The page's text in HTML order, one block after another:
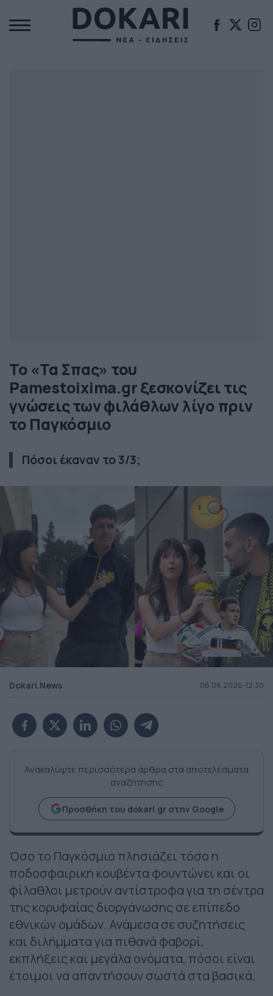
Το «Τα Σπας» του
Pamestoixima.gr ξεσκονίζει τις
γνώσεις των φιλάθλων λίγο πριν
το Παγκόσμιο
Πόσοι έκαναν το 3/3;
Dokari.News 06.06.2026-12:30
Ανακαλύψτε περισσότερα άρθρα στα αποτελέσματα
αναζήτησης
Προσθήκη του dokari.gr στην Google
Όσο το Παγκόσμιο πλησιάζει τόσο η
ποδοσφαιρική κουβέντα φουντώνει και οι
φίλαθλοι μετρούν αντίστροφα για τη σέντρα
της κορυφαίας διοργάνωσης σε επίπεδο
εθνικών ομάδων. Ανάμεσα σε συζητήσεις
και διλήμματα για πιθανά φαβορί,
εκπλήξεις και μεγάλα ονόματα, πόσοι είναι
έτοιμοι να απαντήσουν σωστά στα βασικά;